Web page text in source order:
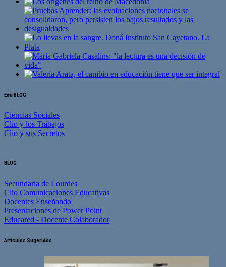
Edu BLOG
Ciencias Sociales
Clio y los Trabajos
Clio y sus Secretos
BLOG
Secundaria de Lourdes
Clio Comunicaciones Educativas
Docentes Enseñando
Presentaciones de Power Point
Educared - Docente Colaborador
Artículos Sugeridos